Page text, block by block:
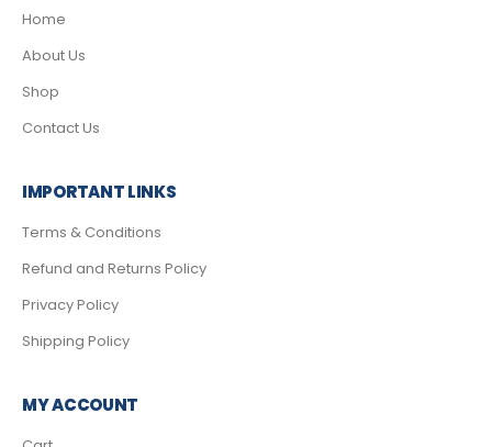
Home
About Us
Shop
Contact Us
IMPORTANT LINKS
Terms & Conditions
Refund and Returns Policy
Privacy Policy
Shipping Policy
MY ACCOUNT